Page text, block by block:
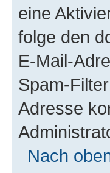
eine
folge den
E-Mail-
Spam-
Adresse
Nach